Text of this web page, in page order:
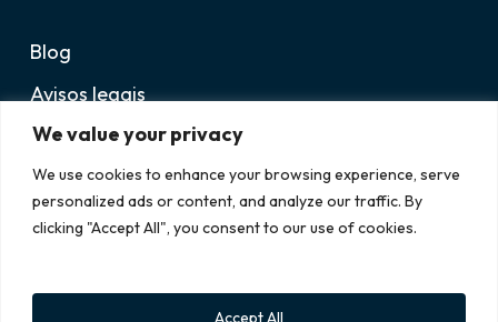
We value your privacy
We use cookies to enhance your browsing experience, serve
personalized ads or content, and analyze our traffic. By
clicking "Accept All", you consent to our use of cookies.
Accept All
Blog
Avisos legais
Suporte